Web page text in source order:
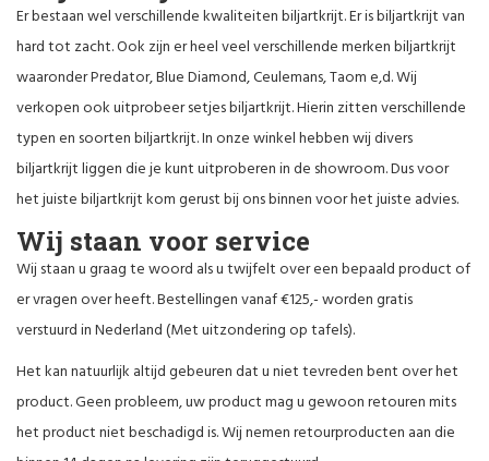
Er bestaan wel verschillende kwaliteiten biljartkrijt. Er is biljartkrijt van
hard tot zacht. Ook zijn er heel veel verschillende merken biljartkrijt
waaronder Predator, Blue Diamond, Ceulemans, Taom e,d. Wij
verkopen ook uitprobeer setjes biljartkrijt. Hierin zitten verschillende
typen en soorten biljartkrijt. In onze winkel hebben wij divers
biljartkrijt liggen die je kunt uitproberen in de showroom. Dus voor
het juiste biljartkrijt kom gerust bij ons binnen voor het juiste advies.
Wij staan voor service
Wij staan u graag te woord als u twijfelt over een bepaald product of
er vragen over heeft. Bestellingen vanaf €125,- worden gratis
verstuurd in Nederland (Met uitzondering op tafels).
Het kan natuurlijk altijd gebeuren dat u niet tevreden bent over het
product. Geen probleem, uw product mag u gewoon retouren mits
het product niet beschadigd is. Wij nemen retourproducten aan die